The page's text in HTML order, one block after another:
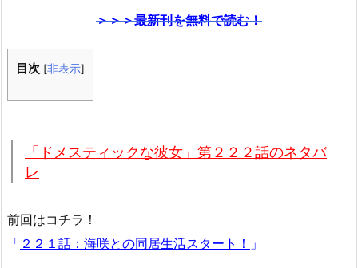
＞＞＞最新刊を無料で読む！
目次 [非表示]
「ドメスティックな彼女」第２２２話のネタバ
レ
前回はコチラ！
「 ２２１話：海咲との同居生活スタート！ 」